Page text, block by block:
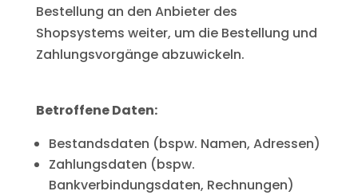
Bestellung an den Anbieter des
Shopsystems weiter, um die Bestellung und
Zahlungsvorgänge abzuwickeln.
Betroffene Daten:
Bestandsdaten (bspw. Namen, Adressen)
Zahlungsdaten (bspw.
Bankverbindungsdaten, Rechnungen)